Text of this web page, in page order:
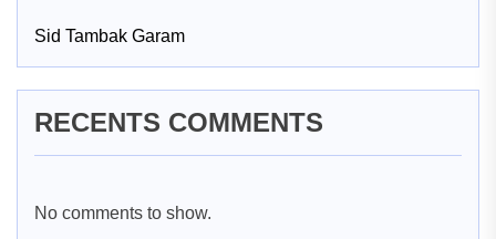
Sid Tambak Garam
RECENTS COMMENTS
No comments to show.